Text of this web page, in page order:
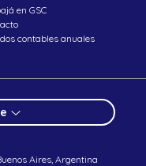
en GSC
contables anuales
Aires, Argentina